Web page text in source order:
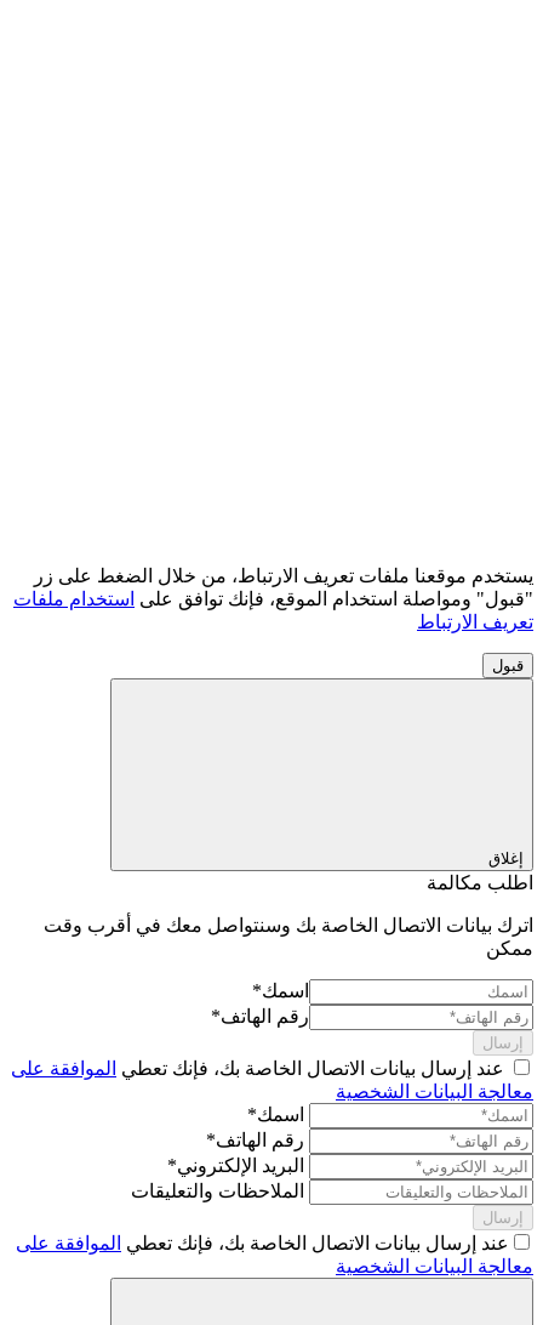
يستخدم موقعنا ملفات تعريف الارتباط، من خلال الضغط على زر
"قبول" ومواصلة استخدام الموقع، فإنك توافق على استخدام ملفات
تعريف الارتباط
قبول
إغلاق
اطلب مكالمة
اترك بيانات الاتصال الخاصة بك وسنتواصل معك في أقرب وقت
ممكن
اسمك*
رقم الهاتف*
إرسال
عند إرسال بيانات الاتصال الخاصة بك، فإنك تعطي الموافقة على
معالجة البيانات الشخصية
اسمك*
رقم الهاتف*
البريد الإلكتروني*
الملاحظات والتعليقات
إرسال
عند إرسال بيانات الاتصال الخاصة بك، فإنك تعطي الموافقة على
معالجة البيانات الشخصية